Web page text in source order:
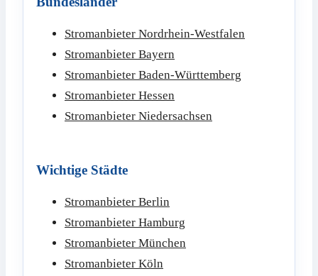
Stromanbieter Nordrhein-Westfalen
Stromanbieter Bayern
Stromanbieter Baden-Württemberg
Stromanbieter Hessen
Stromanbieter Niedersachsen
Wichtige Städte
Stromanbieter Berlin
Stromanbieter Hamburg
Stromanbieter München
Stromanbieter Köln